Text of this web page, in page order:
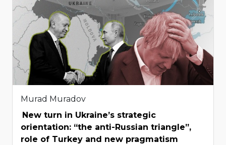
Murad Muradov
New turn in Ukraine’s strategic
orientation: “the anti-Russian triangle”,
role of Turkey and new pragmatism